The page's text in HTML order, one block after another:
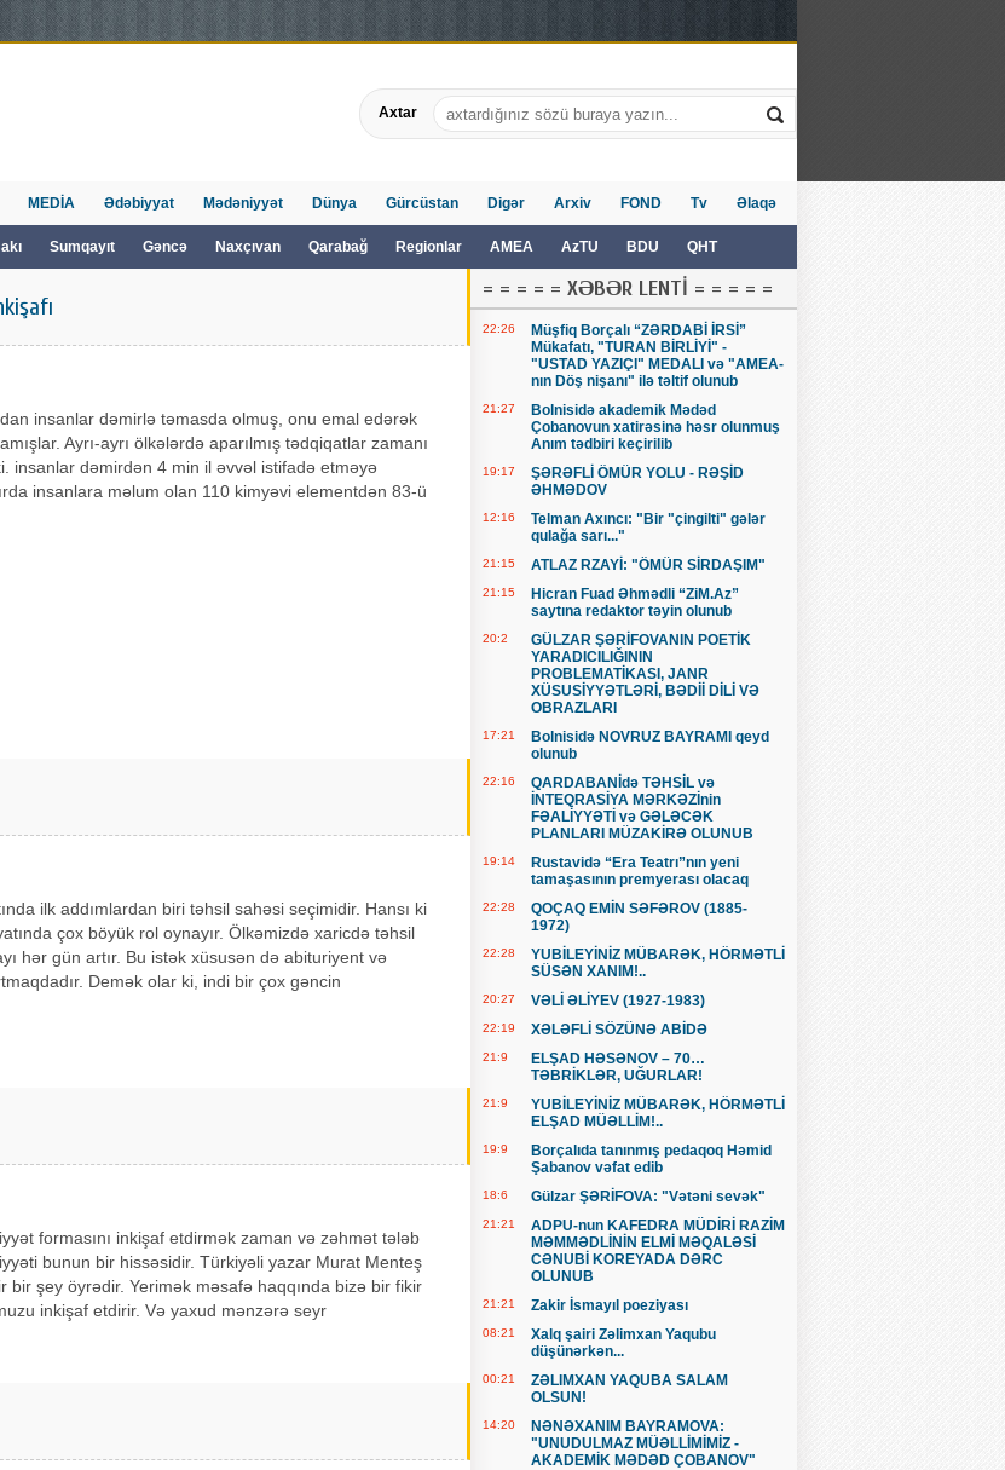
Axtar
Sumqayıt Gəncə Naxçıvan Qarabağ Regionlar AMEA AzTU BDU QHT
MEDİA Ədəbiyyat Mədəniyyət Dünya Gürcüstan Digər Arxiv FOND Tv Əlaqə
insanlar dəmirlə təmasda olmuş, onu emal edərək
Ayrı-ayrı ölkələrdə aparılmış tədqiqatlar zamanı
insanlar dəmirdən 4 min il əvvəl istifadə etməyə
insanlara məlum olan 110 kimyəvi elementdən 83-ü
ilk addımlardan biri təhsil sahəsi seçimidir. Hansı ki
çox böyük rol oynayır. Ölkəmizdə xaricdə təhsil
hər gün artır. Bu istək xüsusən də abituriyent və
Demək olar ki, indi bir çox gəncin
formasını inkişaf etdirmək zaman və zəhmət tələb
bunun bir hissəsidir. Türkiyəli yazar Murat Menteş
bir şey öyrədir. Yerimək məsafə haqqında bizə bir fikir
inkişaf etdirir. Və yaxud mənzərə seyr
= = = = = XƏBƏR LENTİ = = = = =
22:26
Müşfiq Borçalı “ZƏRDABİ İRSİ”
Mükafatı, "TURAN BİRLİYİ" -
"USTAD YAZIÇI" MEDALI və "AMEA-
nın Döş nişanı" ilə təltif olunub
21:27
Bolnisidə akademik Mədəd
Çobanovun xatirəsinə həsr olunmuş
Anım tədbiri keçirilib
19:17
ŞƏRƏFLİ ÖMÜR YOLU - RƏŞİD
ƏHMƏDOV
12:16
Telman Axıncı: "Bir "çingilti" gələr
qulağa sarı..."
21:15 ATLAZ RZAYİ: "ÖMÜR SİRDAŞIM"
21:15
Hicran Fuad Əhmədli “ZiM.Az”
saytına redaktor təyin olunub
20:2
GÜLZAR ŞƏRİFOVANIN POETİK
YARADICILIĞININ
PROBLEMATİKASI, JANR
XÜSUSİYYƏTLƏRİ, BƏDİİ DİLİ VƏ
OBRAZLARI
17:21
Bolnisidə NOVRUZ BAYRAMI qeyd
olunub
22:16
QARDABANİdə TƏHSİL və
İNTEQRASİYA MƏRKƏZİnin
FƏALİYYƏTİ və GƏLƏCƏK
PLANLARI MÜZAKİRƏ OLUNUB
19:14
Rustavidə “Era Teatrı”nın yeni
tamaşasının premyerası olacaq
22:28
QOÇAQ EMİN SƏFƏROV (1885-
1972)
22:28
YUBİLEYİNİZ MÜBARƏK, HÖRMƏTLİ
SÜSƏN XANIM!..
20:27 VƏLİ ƏLİYEV (1927-1983)
22:19 XƏLƏFLİ SÖZÜNƏ ABİDƏ
21:9
ELŞAD HƏSƏNOV – 70…
TƏBRİKLƏR, UĞURLAR!
21:9
YUBİLEYİNİZ MÜBARƏK, HÖRMƏTLİ
ELŞAD MÜƏLLİM!..
19:9
Borçalıda tanınmış pedaqoq Həmid
Şabanov vəfat edib
18:6 Gülzar ŞƏRİFOVA: "Vətəni sevək"
21:21
ADPU-nun KAFEDRA MÜDİRİ RAZİM
MƏMMƏDLİNİN ELMİ MƏQALƏSİ
CƏNUBİ KOREYADA DƏRC
OLUNUB
21:21 Zakir İsmayıl poeziyası
08:21
Xalq şairi Zəlimxan Yaqubu
düşünərkən...
00:21
ZƏLIMXAN YAQUBA SALAM
OLSUN!
14:20
NƏNƏXANIM BAYRAMOVA:
"UNUDULMAZ MÜƏLLİMİMİZ -
AKADEMİK MƏDƏD ÇOBANOV"